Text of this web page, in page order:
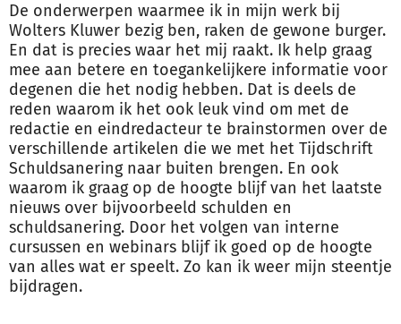
De onderwerpen waarmee ik in mijn werk bij
Wolters Kluwer bezig ben, raken de gewone burger.
En dat is precies waar het mij raakt. Ik help graag
mee aan betere en toegankelijkere informatie voor
degenen die het nodig hebben. Dat is deels de
reden waarom ik het ook leuk vind om met de
redactie en eindredacteur te brainstormen over de
verschillende artikelen die we met het Tijdschrift
Schuldsanering naar buiten brengen. En ook
waarom ik graag op de hoogte blijf van het laatste
nieuws over bijvoorbeeld schulden en
schuldsanering. Door het volgen van interne
cursussen en webinars blijf ik goed op de hoogte
van alles wat er speelt. Zo kan ik weer mijn steentje
bijdragen.